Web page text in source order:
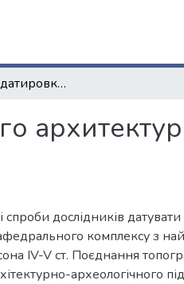
К дискуссии о датировке епископского архитектурного комплекса в византийском Херсоне
спроби дослідників датувати
комплексу з
IV-V ст. Поєднання
археологічного